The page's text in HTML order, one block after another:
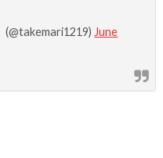
(@takemari1219)June